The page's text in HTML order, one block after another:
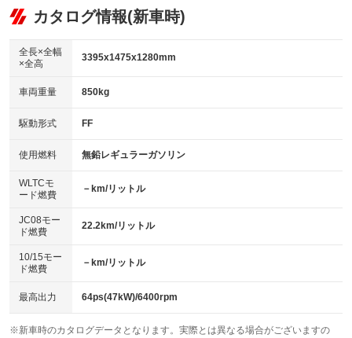
リフトアップ
：装備なし
：装備なし
パワーウィンドウ
アイドリングストップ
：装備なし
USB入力端子
：装備なし
100V電源
：装備なし
センターデフロック
：装備なし
電動格納ミラー
：装備なし
ビジュアル：-／DVD再生
：装備あり
：装備あり
革シート
キーレス
HID(キセノンライト)
：装備なし
バックカメラ
：装備なし
エアロ
：装備なし
：装備なし
パワーシート
ベンチシート
：装備なし
チップアップシート
：装備なし
：装備なし ：装備なし
カタログ情報(新車時)
全長×全幅
×全高
3395x1475x1280mm
車両重量 850kg
駆動形式 FF
使用燃料 無鉛レギュラーガソリン
WLTCモ
ード燃費
－km/リットル
JC08モー
ド燃費
22.2km/リットル
10/15モー
ド燃費
－km/リットル
最高出力 64ps(47kW)/6400rpm
※新車時のカタログデータとなります。実際とは異なる場合がございますの